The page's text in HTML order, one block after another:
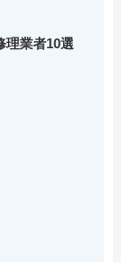
理業者10選